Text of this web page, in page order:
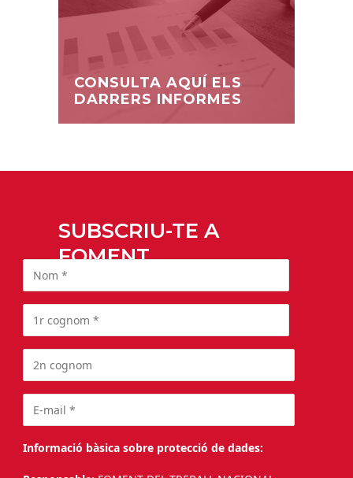
CONSULTA AQUÍ ELS
DARRERS INFORMES
SUBSCRIU-TE A
FOMENT
Informació bàsica sobre protecció de dades: